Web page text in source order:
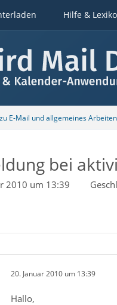
Hilfe &
E-Mail und allgemeines Arbeiten
bei
2010 um 13:39
20. Januar 2010 um 13:39
Hallo,